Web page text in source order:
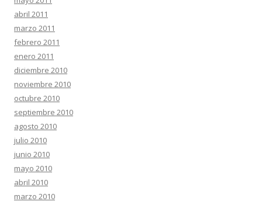
abril 2011
marzo 2011
febrero 2011
enero 2011
diciembre 2010
noviembre 2010
octubre 2010
septiembre 2010
agosto 2010
julio 2010
junio 2010
mayo 2010
abril 2010
marzo 2010